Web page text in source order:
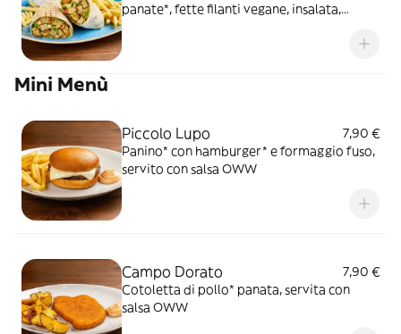
panate*, fette filanti vegane, insalata,
Mini Menù
Piccolo Lupo
7,90 €
Panino* con hamburger* e formaggio fuso,
servito con salsa OWW
Campo Dorato
7,90 €
Cotoletta di pollo* panata, servita con
salsa OWW